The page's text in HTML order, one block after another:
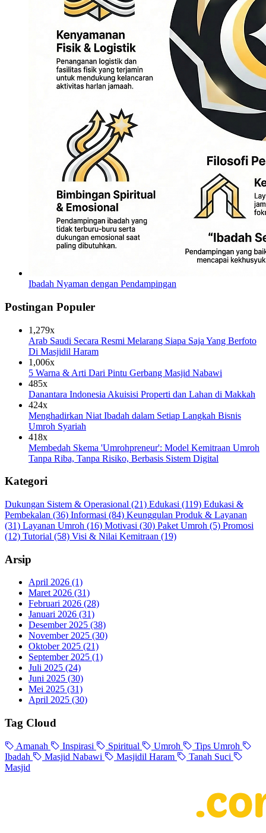
Ibadah Nyaman dengan Pendampingan
Postingan Populer
1,279x
Arab Saudi Secara Resmi Melarang Siapa Saja Yang Berfoto
Di Masjidil Haram
1,006x
5 Warna & Arti Dari Pintu Gerbang Masjid Nabawi
485x
Danantara Indonesia Akuisisi Properti dan Lahan di Makkah
424x
Menghadirkan Niat Ibadah dalam Setiap Langkah Bisnis
Umroh Syariah
418x
Membedah Skema 'Umrohpreneur': Model Kemitraan Umroh
Tanpa Riba, Tanpa Risiko, Berbasis Sistem Digital
Kategori
Dukungan Sistem & Operasional (21) Edukasi (119) Edukasi &
Pembekalan (36) Informasi (84) Keunggulan Produk & Layanan
(31) Layanan Umroh (16) Motivasi (30) Paket Umroh (5) Promosi
(12) Tutorial (58) Visi & Nilai Kemitraan (19)
Arsip
April 2026 (1)
Maret 2026 (31)
Februari 2026 (28)
Januari 2026 (31)
Desember 2025 (38)
November 2025 (30)
Oktober 2025 (21)
September 2025 (1)
Juli 2025 (24)
Juni 2025 (30)
Mei 2025 (31)
April 2025 (30)
Tag Cloud
Amanah Inspirasi Spiritual Umroh
Tips Umroh
Ibadah
Masjid Nabawi Masjidil Haram
Tanah Suci
Masjid